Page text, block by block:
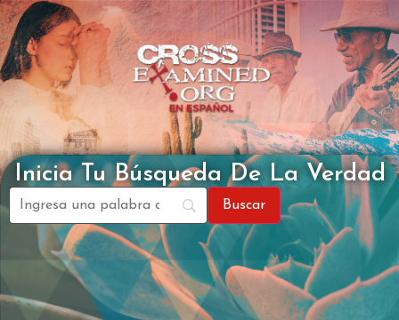
ARTÍCULOS
Inicia Tu Búsqueda De La Verdad